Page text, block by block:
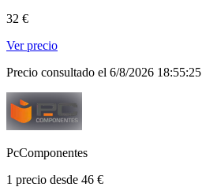
32 €
Ver precio
Precio consultado el 6/8/2026 18:55:25
PcComponentes
1 precio desde 46 €